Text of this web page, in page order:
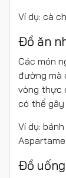
Ví dụ: cà
Đồ ăn
Các món
đường mà
vòng thực
có thể gây
Ví dụ:
Aspartame.
Đồ